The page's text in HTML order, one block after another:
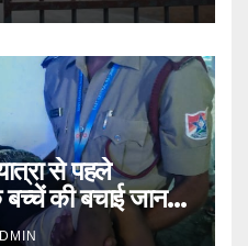
से पहले
की बचाई जान